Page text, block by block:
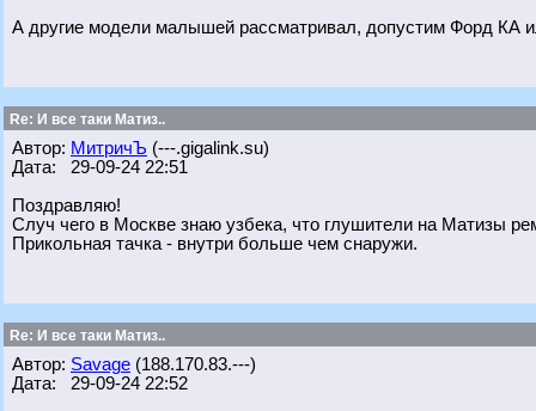
А другие модели малышей рассматривал, допустим Форд КА
Re: И все таки Матиз..
Автор: МитричЪ (---.gigalink.su)
Дата: 29-09-24 22:51
Поздравляю!
Случ чего в Москве знаю узбека, что глушители на Матизы
Прикольная тачка - внутри больше чем снаружи.
Re: И все таки Матиз..
Автор: Savage (188.170.83.---)
Дата: 29-09-24 22:52